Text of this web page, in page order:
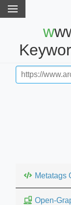
www.architect4u.ru
Metatags
Open-